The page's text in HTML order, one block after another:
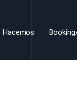
Hacemos